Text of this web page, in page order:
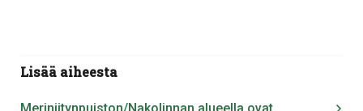
Lisää aiheesta